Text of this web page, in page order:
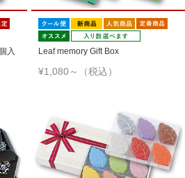
入
Leaf memory Gift Box
¥1,080～（税込）